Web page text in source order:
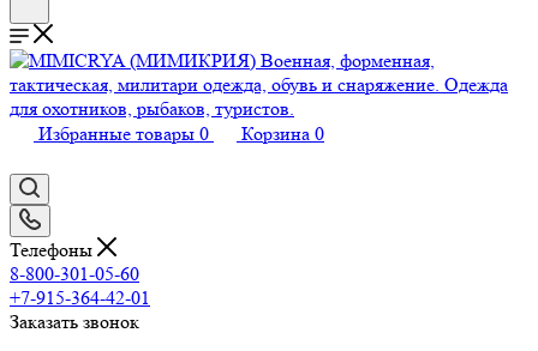
Избранные товары 0 Корзина 0
Телефоны
8-800-301-05-60
+7-915-364-42-01
Заказать звонок